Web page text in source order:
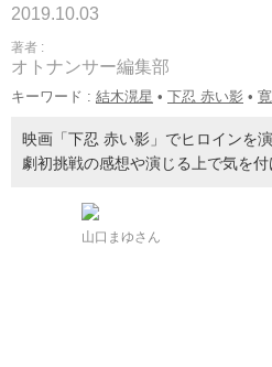
2019.10.03
著者 :
オトナンサー編集部
キーワード : 結木滉星 • 下忍 赤い影 •
映画「下忍 赤い影」でヒロインを
劇初挑戦の感想や演じる上で気を付
山口まゆさん